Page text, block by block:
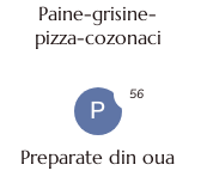
Paine-grisine-
pizza-cozonaci
P
Preparate din oua
56